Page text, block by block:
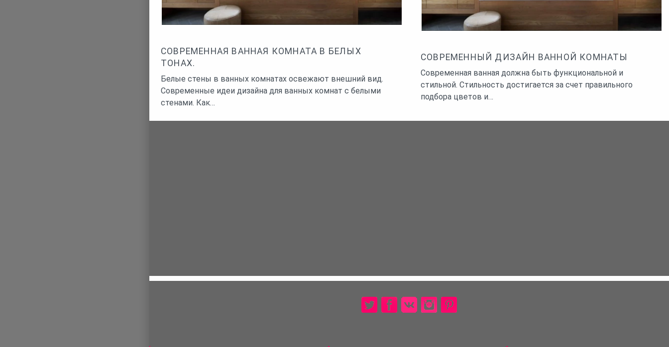
СОВРЕМЕННАЯ ВАННАЯ КОМНАТА В БЕЛЫХ
ТОНАХ.
Белые стены в ванных комнатах освежают внешний вид.
Современные идеи дизайна для ванных комнат с белыми
стенами. Как…
СОВРЕМЕННЫЙ ДИЗАЙН ВАННОЙ КОМНАТЫ
Современная ванная должна быть функциональной и
стильной. Стильность достигается за счет правильного
подбора цветов и…